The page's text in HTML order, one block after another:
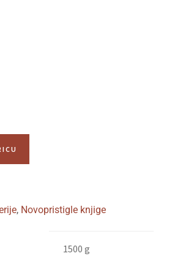
, Novopristigle knjige
1500 g